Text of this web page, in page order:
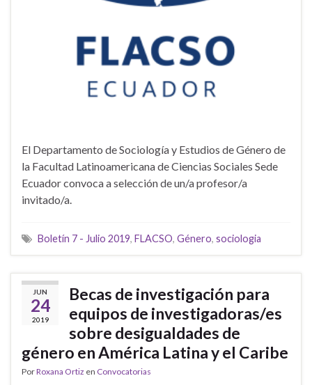
El Departamento de Sociología y Estudios de Género de
la Facultad Latinoamericana de Ciencias Sociales Sede
Ecuador convoca a selección de un/a profesor/a
invitado/a.
Boletín 7 - Julio 2019, FLACSO, Género, sociologia
JUN
24
2019
Becas de investigación para
equipos de investigadoras/es
sobre desigualdades de
género en América Latina y el Caribe
PorRoxana Ortiz en Convocatorias